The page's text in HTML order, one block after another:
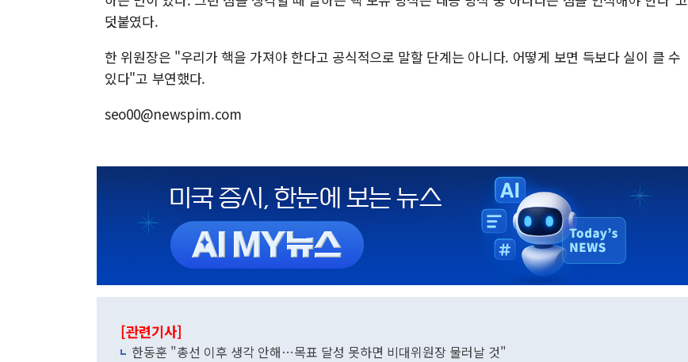
덧붙였다.
한 위원장은 "우리가 핵을 가져야 한다고 공식적으로 말할 단계는 아니다. 어떻게 보면 득보다 실이 클 수
있다"고 부연했다.
seo00@newspim.com
[관련기사]
한동훈 "총선 이후 생각 안해…목표 달성 못하면 비대위원장 물러날 것"